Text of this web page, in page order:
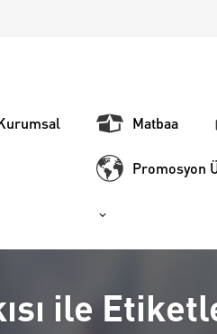
Matbaa
Promosyon
ile